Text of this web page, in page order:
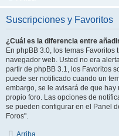
Suscripciones y Favoritos
¿Cuál es la diferencia entre
En phpBB 3.0, los temas
navegador web. Usted no era
partir de phpBB 3.1, los Favoritos
puede ser notificado cuando un
embargo, se le avisará de que hay
propio foro. Las opciones de
se pueden configurar en el Panel
Foros".
Arriba